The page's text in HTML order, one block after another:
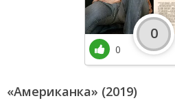
«Американка» (2019)
0
0